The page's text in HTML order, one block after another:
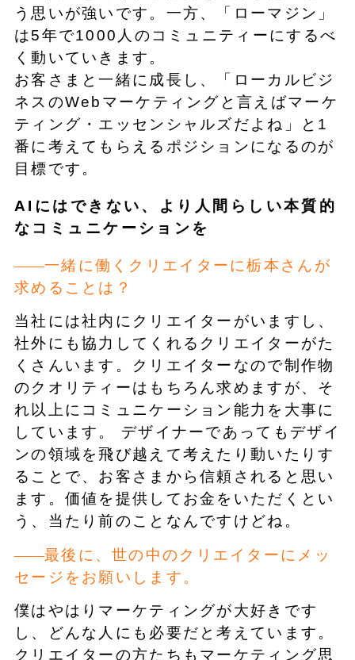
う思いが強いです。一方、「ローマジン」
は5年で1000人のコミュニティーにするべ
く動いていきます。
お客さまと一緒に成長し、「ローカルビジ
ネスのWebマーケティングと言えばマーケ
ティング・エッセンシャルズだよね」と1
番に考えてもらえるポジションになるのが
目標です。
AIにはできない、より人間らしい本質的
なコミュニケーションを
一緒に働くクリエイターに栃本さんが
求めることは？
当社には社内にクリエイターがいますし、
社外にも協力してくれるクリエイターがた
くさんいます。クリエイターなので制作物
のクオリティーはもちろん求めますが、そ
れ以上にコミュニケーション能力を大事に
しています。 デザイナーであってもデザイ
ンの領域を飛び越えて考えたり動いたりす
ることで、お客さまから信頼されると思い
ます。価値を提供してお金をいただくとい
う、当たり前のことなんですけどね。
最後に、世の中のクリエイターにメッ
セージをお願いします。
僕はやはりマーケティングが大好きです
し、どんな人にも必要だと考えています。
クリエイターの方たちもマーケティング思